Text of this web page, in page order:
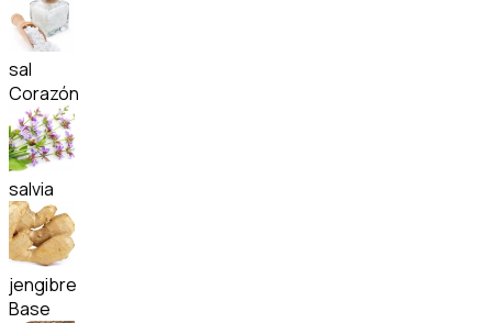
sal
Corazón
salvia
jengibre
Base